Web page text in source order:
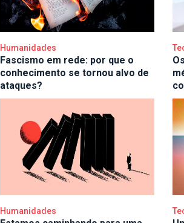
Humanidades
Fascismo em rede: por que o
conhecimento se tornou alvo de
ataques?
Humanidades